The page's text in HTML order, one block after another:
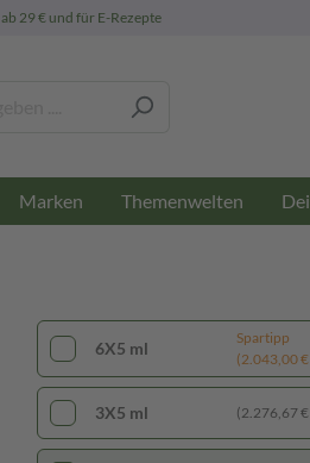
ab 29 € und für E-Rezepte
Marken Themenwelten
6X5 ml
Spartipp
(2.043,00 €
3X5 ml (2.276,67 €